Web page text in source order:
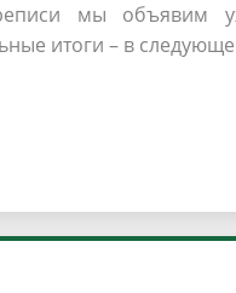
мы объявим
итоги – в